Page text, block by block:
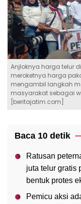
Anjloknya harga telur
meroketnya harga
mengambil langkah
masyarakat sebagai
[beritajatim.com]
Baca 10 detik
Ratusan
juta telur gratis
bentuk protes
Pemicu aksi